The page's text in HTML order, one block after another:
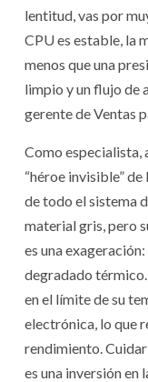
lentitud, vas por
CPU es estable, la
menos que una
limpio y un flujo de
gerente de Ventas
Como especialista,
“héroe invisible”
de todo el sistema
material gris, pero
es una
degradado
en el límite de su
electrónica, lo que
rendimiento.
es una inversión en